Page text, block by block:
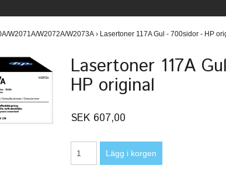
W2071A/W2072A/W2073A › Lasertoner 117A Gul - 700sidor - HP
Lasertoner 117A
HP original
SEK 607,00